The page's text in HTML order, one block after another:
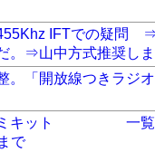
IFTでの疑問
。⇒山中方式推奨しま
。「開放線つきラジ
セミキット 一
で